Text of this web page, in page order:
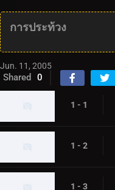
การประท้วง
Jun. 11, 2005
Shared 0
1 - 1
1 - 2
1 - 3